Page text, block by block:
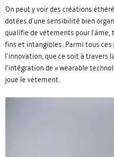
On peut y voir des créations
dotées d'une sensibilité bien
qualifie de vêtements pour
fins et intangibles. Parmi tous
l'innovation, que ce soit à travers
l'intégration de « wearable
joue le vêtement.